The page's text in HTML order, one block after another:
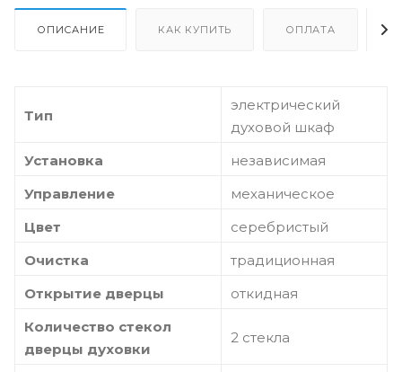
ОПИСАНИЕ КАК КУПИТЬ ОПЛАТА
Тип
электрический
духовой шкаф
Установка
независимая
Управление
механическое
Цвет
серебристый
Очистка
традиционная
Открытие дверцы
откидная
Количество стекол
дверцы духовки
2 стекла